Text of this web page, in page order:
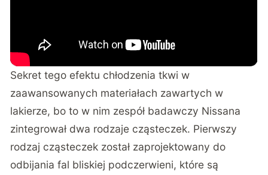
Sekret tego efektu chłodzenia tkwi w
zaawansowanych materiałach zawartych w
lakierze, bo to w nim zespół badawczy Nissana
zintegrował dwa rodzaje cząsteczek. Pierwszy
rodzaj cząsteczek został zaprojektowany do
odbijania fal bliskiej podczerwieni, które są